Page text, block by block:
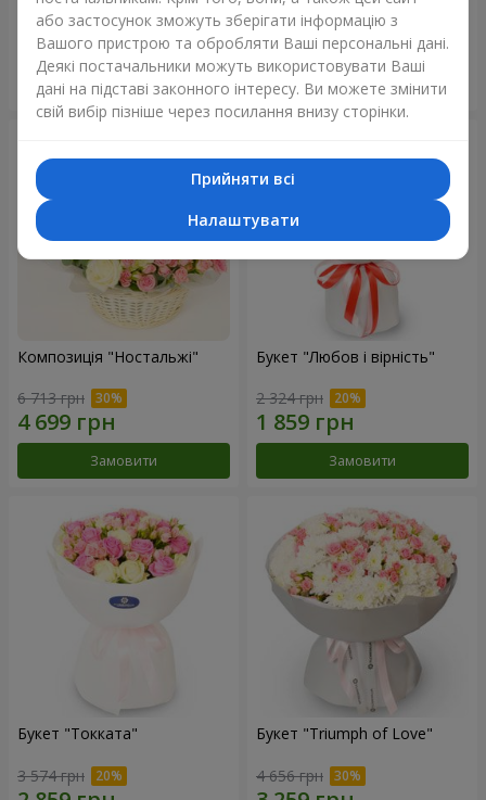
2 822 грн
Замовити
4 227 грн
Замовити
Композиція "Ностальжі"
6 713 грн
Замовити
Букет "Любов і вірність"
2 324 грн
Замовити
Букет "Токката"
3 574 грн
Букет "Triumph of Love"
4 656 грн
або застосунок зможуть зберігати інформацію з
Вашого пристрою та обробляти Ваші персональні дані.
Деякі постачальники можуть використовувати Ваші
дані на підставі законного інтересу. Ви можете змінити
свій вибір пізніше через посилання внизу сторінки.
Прийняти всі
Налаштувати